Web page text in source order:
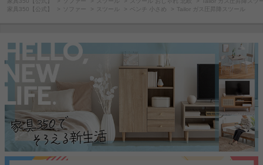
家具350【公式】
ソファー スツール ベンチ 小さめ Tailor ガス圧昇降スツール